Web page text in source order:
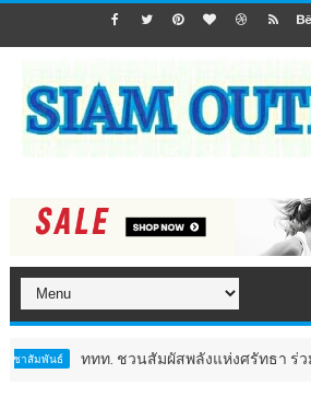
ททท. ชวนสัมผัสพลังแห่งศรัทธา ร่วมงาน "ห่